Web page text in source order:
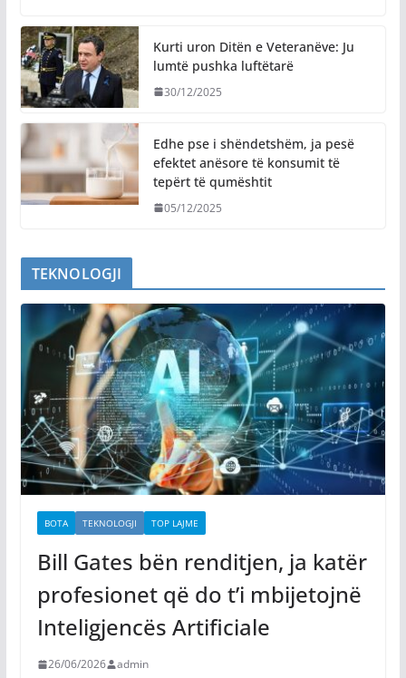
Kurti uron Ditën e Veteranëve: Ju
lumtë pushka luftëtarë
30/12/2025
Edhe pse i shëndetshëm, ja pesë
efektet anësore të konsumit të
tepërt të qumështit
05/12/2025
TEKNOLOGJI
BOTA TEKNOLOGJI TOP LAJME
Bill Gates bën renditjen, ja katër
profesionet që do t’i mbijetojnë
Inteligjencës Artificiale
26/06/2026 admin